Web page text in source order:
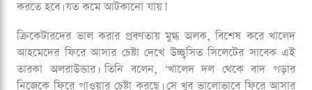
করতে হবে। যত কমে আটকানো যায়।’
ক্রিকেটারদের ভাল করার প্রবণতায় মুগ্ধ অলক, বিশেষ করে খালেদ
আহমেদের ফিরে আসার চেষ্টা দেখে উচ্ছ্বসিত সিলেটের সাবেক এই
তারকা অলরাউন্ডার। তিনি বলেন, ‘খালেদ দল থেকে বাদ পড়ার
নিজেকে ফিরে পাওয়ার চেষ্টা করছে। সে খুব ভালোভাবে ফিরে আসার